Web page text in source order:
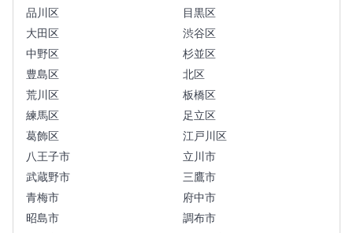
品川区
目黒区
大田区
渋谷区
中野区
杉並区
豊島区
北区
荒川区
板橋区
練馬区
足立区
葛飾区
江戸川区
八王子市
立川市
武蔵野市
三鷹市
青梅市
府中市
昭島市
調布市